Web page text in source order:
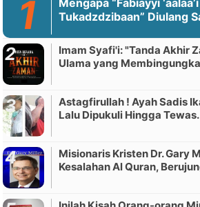
Tukadzdzibaan” Diulang
Imam Syafi'i: "Tanda Akhir
Ulama yang
Astagfirullah ! Ayah Sadis
Lalu Dipukuli Hingga Tewas.
Misionaris Kristen Dr. Gary
Kesalahan Al Quran,